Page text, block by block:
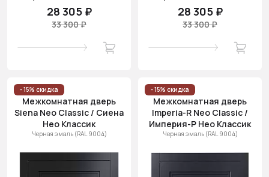
28 305 ₽
33 300 ₽
28 305 ₽
33 300 ₽
- 15% скидка
Межкомнатная дверь
Siena Neo Classic / Сиена
Нео Классик
Черная эмаль (RAL 9004)
- 15% скидка
Межкомнатная дверь
Imperia-R Neo Classic /
Империя-Р Нео Классик
Черная эмаль (RAL 9004)